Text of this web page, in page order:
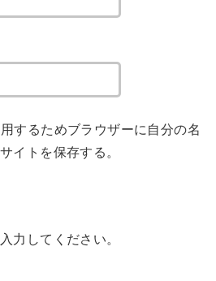
するためブラウザーに自分の名
イトを保存する。
力してください。